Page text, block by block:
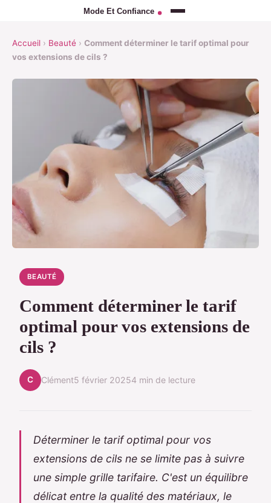
Accueil › Beauté › Comment déterminer le tarif optimal pour
vos extensions de cils ?
BEAUTÉ
Comment déterminer le tarif
optimal pour vos extensions de
cils ?
C Clément5 février 20254 min de lecture
Déterminer le tarif optimal pour vos
extensions de cils ne se limite pas à suivre
une simple grille tarifaire. C'est un équilibre
délicat entre la qualité des matériaux, le